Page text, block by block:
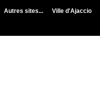
Autres sites... Ville d'Ajaccio